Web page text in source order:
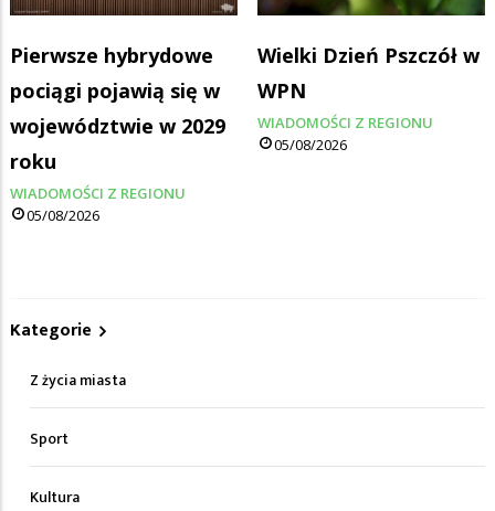
Pierwsze hybrydowe
pociągi pojawią się w
województwie w 2029
roku
WIADOMOŚCI Z REGIONU
05/08/2026
Wielki Dzień Pszczół w
WPN
WIADOMOŚCI Z REGIONU
05/08/2026
Kategorie
Z życia miasta
Sport
Kultura